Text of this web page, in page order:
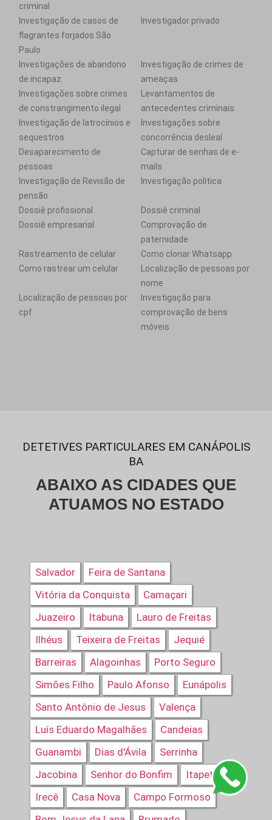
criminal
Investigação de casos de
flagrantes forjados São
Paulo
Investigador privado
Investigações de abandono
de incapaz
Investigação de crimes de
ameaças
Investigações sobre crimes
de constrangimento ilegal
Levantamentos de
antecedentes criminais
Investigação de latrocínios e
sequestros
Investigações sobre
concorrência desleal
Desaparecimento de
pessoas
Capturar de senhas de e-
mails
Investigação de Revisão de
pensão
Investigação política
Dossiê profissional
Dossiê criminal
Dossiê empresarial
Comprovação de
paternidade
Rastreamento de celular
Como clonar Whatsapp
Como rastrear um celular
Localização de pessoas por
nome
Localização de pessoas por
cpf
Investigação para
comprovação de bens
móveis
DETETIVES PARTICULARES EM CANÁPOLIS
BA
ABAIXO AS CIDADES QUE
ATUAMOS NO ESTADO
Salvador
Feira de Santana
Vitória da Conquista
Camaçari
Juazeiro
Itabuna
Lauro de Freitas
Ilhéus
Teixeira de Freitas
Jequié
Barreiras
Alagoinhas
Porto Seguro
Simões Filho
Paulo Afonso
Eunápolis
Santo Antônio de Jesus
Valença
Luís Eduardo Magalhães
Candeias
Guanambi
Dias d'Ávila
Serrinha
Jacobina
Senhor do Bonfim
Itapetinga
Irecê
Casa Nova
Campo Formoso